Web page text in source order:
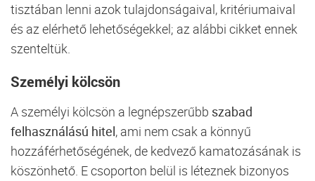
tisztában lenni azok tulajdonságaival, kritériumaival
és az elérhető lehetőségekkel; az alábbi cikket ennek
szenteltük.
Személyi kölcsön
A személyi kölcsön a legnépszerűbb szabad
felhasználású hitel, ami nem csak a könnyű
hozzáférhetőségének, de kedvező kamatozásának is
köszönhető. E csoporton belül is léteznek bizonyos